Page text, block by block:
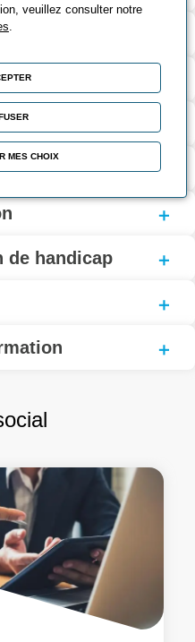
de handicap
veuillez consulter notre
MES CHOIX